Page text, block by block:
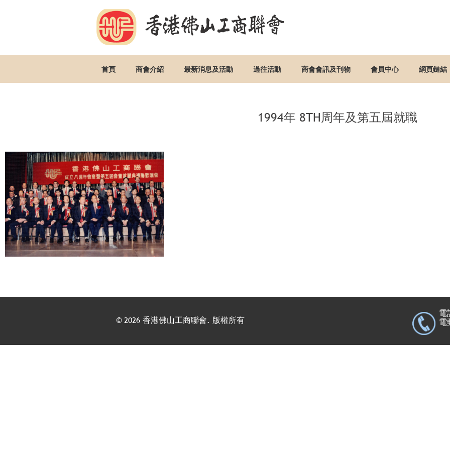
首頁 商會介紹 最新消息及活動 過往活動 商會會訊及刊物 會員中心 網頁鏈結
1994年 8TH周年及第五屆就職
電
電
© 2026 香港佛山工商聯會. 版權所有